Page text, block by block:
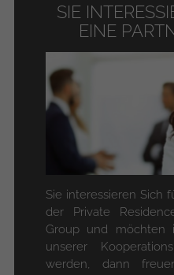
SIE
EINE
Sie interessieren Sich
der Private
Group und möchten
unserer
werden, dann